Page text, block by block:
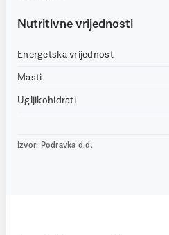
Nutritivne vrijednosti
Energetska vrijednost
Masti
Ugljikohidrati
Izvor: Podravka d.d.